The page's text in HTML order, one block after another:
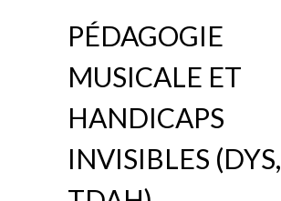
PÉDAGOGIE
MUSICALE ET
HANDICAPS
INVISIBLES (DYS,